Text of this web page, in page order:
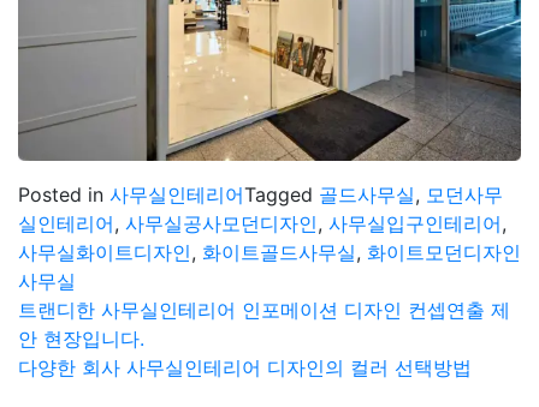
Posted in 사무실인테리어Tagged 골드사무실, 모던사무
실인테리어, 사무실공사모던디자인, 사무실입구인테리어,
사무실화이트디자인, 화이트골드사무실, 화이트모던디자인
사무실
글
탐
트랜디한 사무실인테리어 인포메이션 디자인 컨셉연출 제
안 현장입니다.
다양한 회사 사무실인테리어 디자인의 컬러 선택방법